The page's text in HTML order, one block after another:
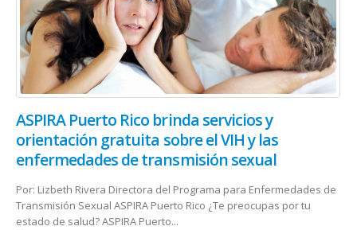
ASPIRA Puerto Rico brinda servicios y
orientación gratuita sobre el VIH y las
enfermedades de transmisión sexual
Por: Lizbeth Rivera Directora del Programa para Enfermedades de
Transmisión Sexual ASPIRA Puerto Rico ¿Te preocupas por tu
estado de salud? ASPIRA Puerto...